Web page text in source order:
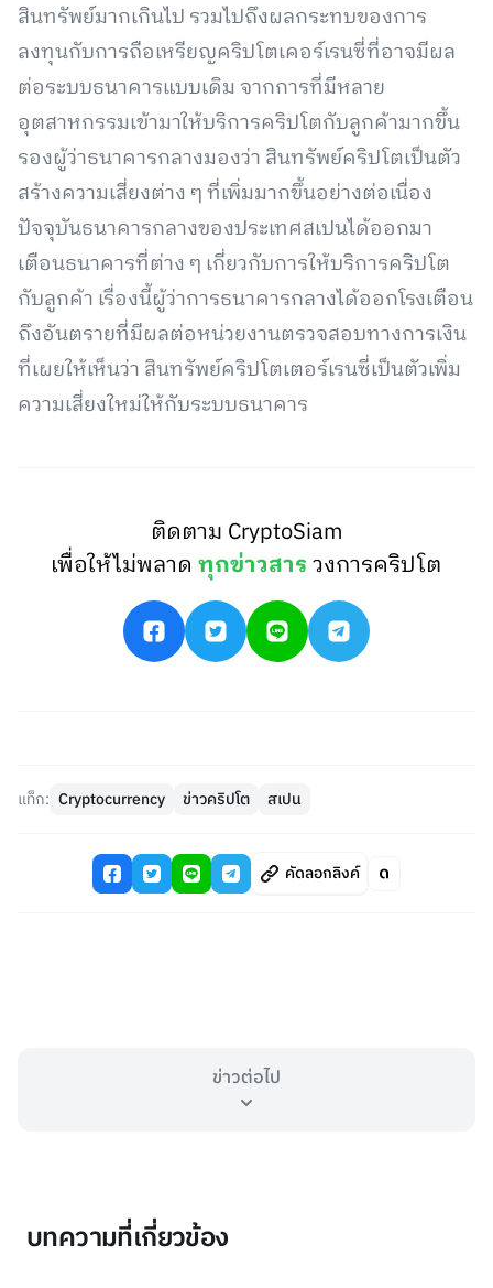
สินทรัพย์มากเกินไป รวมไปถึงผลกระทบของการ
ลงทุนกับการถือเหรียญคริปโตเคอร์เรนซี่ที่อาจมีผล
ต่อระบบธนาคารแบบเดิม จากการที่มีหลาย
อุตสาหกรรมเข้ามาให้บริการคริปโตกับลูกค้ามากขึ้น
รองผู้ว่าธนาคารกลางมองว่า สินทรัพย์คริปโตเป็นตัว
สร้างความเสี่ยงต่าง ๆ ที่เพิ่มมากขึ้นอย่างต่อเนื่อง
ปัจจุบันธนาคารกลางของประเทศสเปนได้ออกมา
เตือนธนาคารที่ต่าง ๆ เกี่ยวกับการให้บริการคริปโต
กับลูกค้า เรื่องนี้ผู้ว่าการธนาคารกลางได้ออกโรงเตือน
ถึงอันตรายที่มีผลต่อหน่วยงานตรวจสอบทางการเงิน
ที่เผยให้เห็นว่า สินทรัพย์คริปโตเตอร์เรนซี่เป็นตัวเพิ่ม
ความเสี่ยงใหม่ให้กับระบบธนาคาร
ติดตาม CryptoSiam
เพื่อให้ไม่พลาดทุกข่าวสารวงการคริปโต
แท็ก: Cryptocurrency ข่าวคริปโต สเปน
คัดลอกลิงค์
ข่าวต่อไป
บทความที่เกี่ยวข้อง